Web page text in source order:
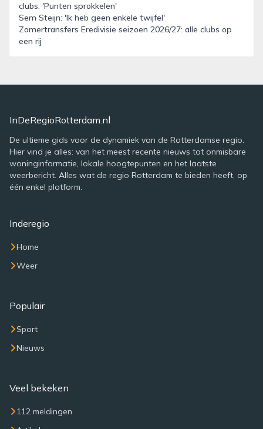
clubs: 'Punten sprokkelen'
Sem Steijn: 'Ik heb geen enkele twijfel'
Zomertransfers Eredivisie seizoen 2026/27: alle clubs op
een rij
InDeRegioRotterdam.nl
De ultieme gids voor de dynamiek van de Rotterdamse regio.
Hier vind je alles: van het meest recente nieuws tot onmisbare
woninginformatie, lokale hoogtepunten en het laatste
weerbericht. Alles wat de regio Rotterdam te bieden heeft, op
één enkel platform.
Inderegio
Home
Weer
Populair
Sport
Nieuws
Veel bekeken
112 meldingen